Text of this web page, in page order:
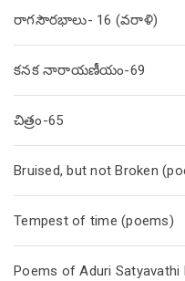
రాగసౌరభాలు- 16 (వరాళి)
కనక నారాయణీయం-69
చిత్రం-65
Bruised, but not Broken
Tempest of time (poems)
Poems of Aduri Satyavathi